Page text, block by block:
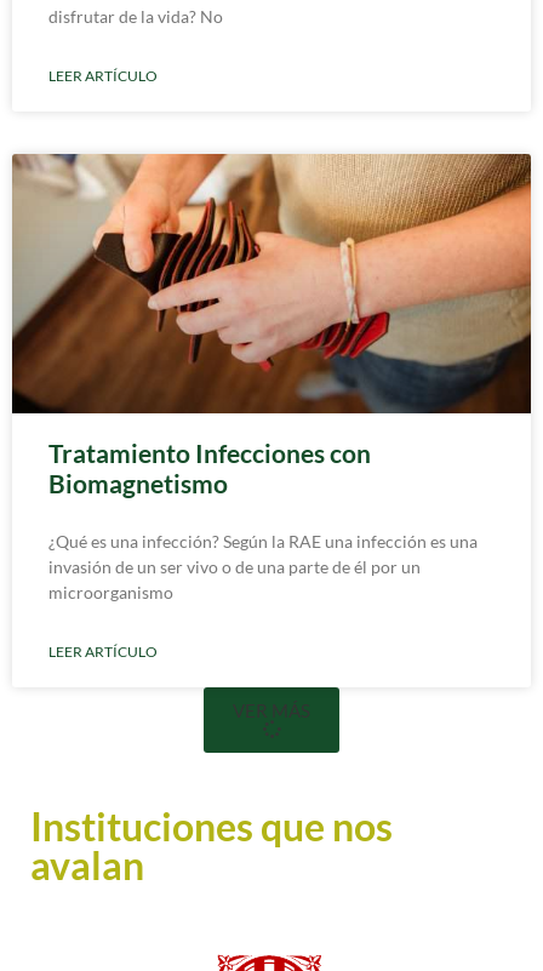
disfrutar de la vida? No
LEER ARTÍCULO
Tratamiento Infecciones con
Biomagnetismo
¿Qué es una infección? Según la RAE una infección es una
invasión de un ser vivo o de una parte de él por un
microorganismo
LEER ARTÍCULO
VER MÁS
Instituciones que nos
avalan